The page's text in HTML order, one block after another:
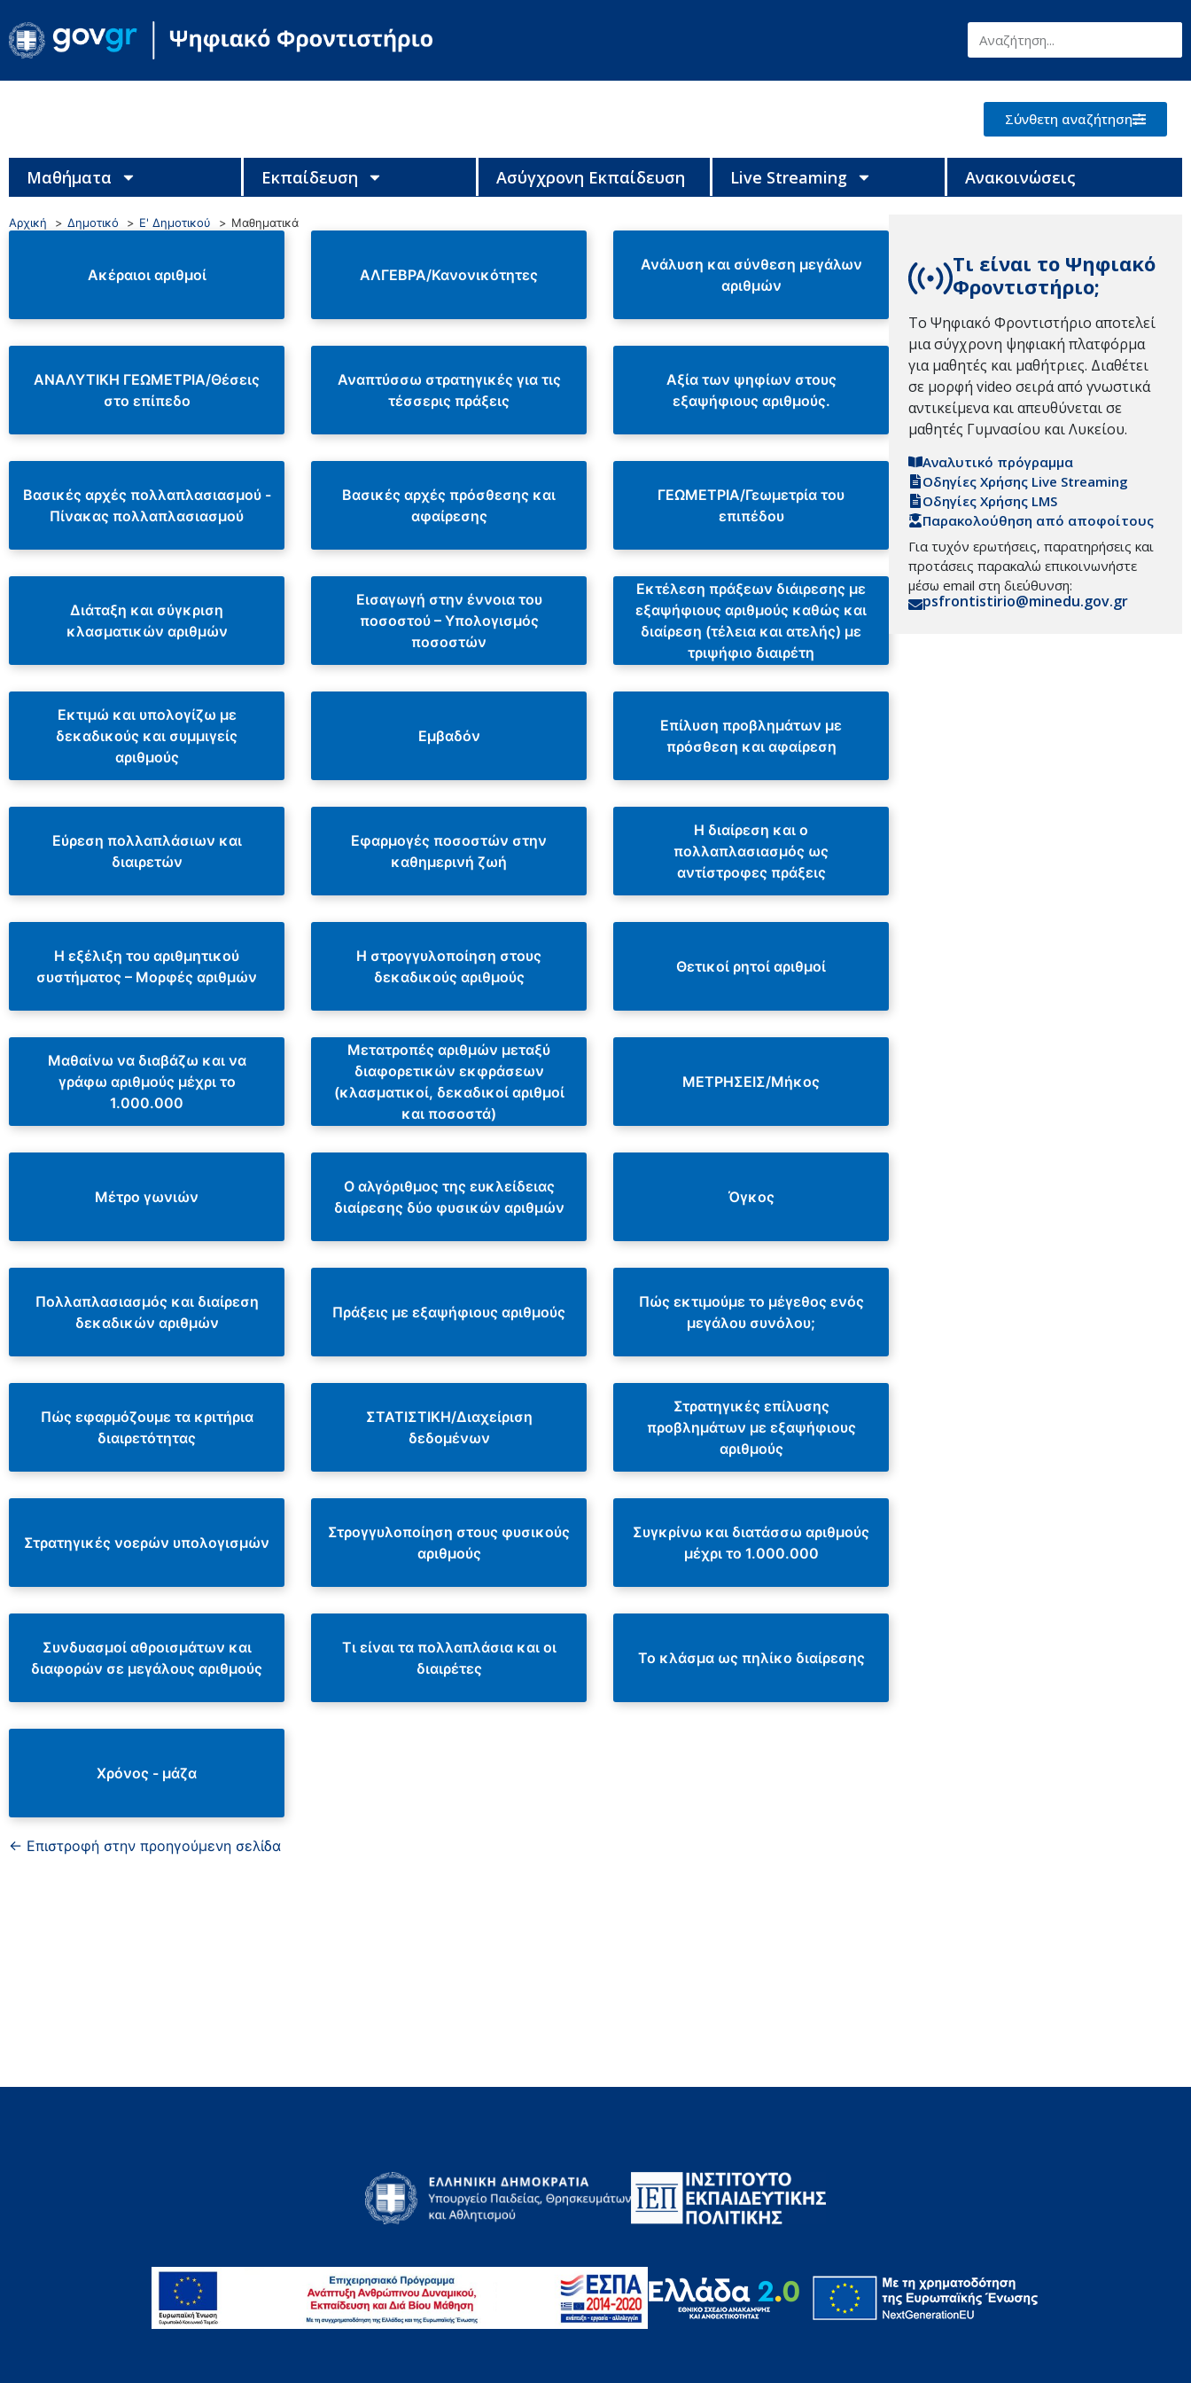
Σύνθετη αναζήτηση
Μαθήματα Εκπαίδευση Ασύγχρονη Εκπαίδευση Live Streaming Ανακοινώσεις
Αρχική Δημοτικό Ε' Δημοτικού Μαθηματικά
Ακέραιοι αριθμοί ΑΛΓΕΒΡΑ/Κανονικότητες
Ανάλυση και σύνθεση μεγάλων
αριθμών
ΑΝΑΛΥΤΙΚΗ ΓΕΩΜΕΤΡΙΑ/Θέσεις
στο επίπεδο
Αναπτύσσω στρατηγικές για τις
τέσσερις πράξεις
Αξία των ψηφίων στους
εξαψήφιους αριθμούς.
Βασικές αρχές πολλαπλασιασμού -
Πίνακας πολλαπλασιασμού
Βασικές αρχές πρόσθεσης και
αφαίρεσης
ΓΕΩΜΕΤΡΙΑ/Γεωμετρία του
επιπέδου
Διάταξη και σύγκριση
κλασματικών αριθμών
Εισαγωγή στην έννοια του
ποσοστού – Υπολογισμός
ποσοστών
Εκτέλεση πράξεων διάιρεσης με
εξαψήφιους αριθμούς καθώς και
διαίρεση (τέλεια και ατελής) με
τριψήφιο διαιρέτη
Εκτιμώ και υπολογίζω με
δεκαδικούς και συμμιγείς
αριθμούς
Εμβαδόν
Επίλυση προβλημάτων με
πρόσθεση και αφαίρεση
Εύρεση πολλαπλάσιων και
διαιρετών
Εφαρμογές ποσοστών στην
καθημερινή ζωή
Η διαίρεση και ο
πολλαπλασιασμός ως
αντίστροφες πράξεις
Η εξέλιξη του αριθμητικού
συστήματος – Μορφές αριθμών
Η στρογγυλοποίηση στους
δεκαδικούς αριθμούς
Θετικοί ρητοί αριθμοί
Μαθαίνω να διαβάζω και να
γράφω αριθμούς μέχρι το
1.000.000
Μετατροπές αριθμών μεταξύ
διαφορετικών εκφράσεων
(κλασματικοί, δεκαδικοί αριθμοί
και ποσοστά)
ΜΕΤΡΗΣΕΙΣ/Μήκος
Μέτρο γωνιών
Ο αλγόριθμος της ευκλείδειας
διαίρεσης δύο φυσικών αριθμών
Όγκος
Πολλαπλασιασμός και διαίρεση
δεκαδικών αριθμών
Πράξεις με εξαψήφιους αριθμούς
Πώς εκτιμούμε το μέγεθος ενός
μεγάλου συνόλου;
Πώς εφαρμόζουμε τα κριτήρια
διαιρετότητας
ΣΤΑΤΙΣΤΙΚΗ/Διαχείριση
δεδομένων
Στρατηγικές επίλυσης
προβλημάτων με εξαψήφιους
αριθμούς
Στρατηγικές νοερών υπολογισμών
Στρογγυλοποίηση στους φυσικούς
αριθμούς
Συγκρίνω και διατάσσω αριθμούς
μέχρι το 1.000.000
Συνδυασμοί αθροισμάτων και
διαφορών σε μεγάλους αριθμούς
Τι είναι τα πολλαπλάσια και οι
διαιρέτες
Το κλάσμα ως πηλίκο διαίρεσης
Χρόνος - μάζα
← Επιστροφή στην προηγούμενη σελίδα
Τι είναι το Ψηφιακό
Φροντιστήριο;
Το Ψηφιακό Φροντιστήριο αποτελεί
μια σύγχρονη ψηφιακή πλατφόρμα
για μαθητές και μαθήτριες. Διαθέτει
σε μορφή video σειρά από γνωστικά
αντικείμενα και απευθύνεται σε
μαθητές Γυμνασίου και Λυκείου.
Αναλυτικό πρόγραμμα
Οδηγίες Χρήσης Live Streaming
Οδηγίες Χρήσης LMS
Παρακολούθηση από αποφοίτους
Για τυχόν ερωτήσεις, παρατηρήσεις και
προτάσεις παρακαλώ επικοινωνήστε
μέσω email στη διεύθυνση:
psfrontistirio@minedu.gov.gr